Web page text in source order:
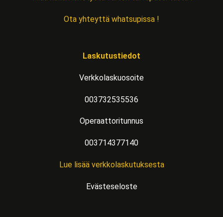
Ota yhteyttä whatsupissa !
Laskutustiedot
Verkkolaskuosoite
003732535536
Operaattoritunnus
003714377140
Lue lisää verkkolaskutuksesta
Evästeseloste